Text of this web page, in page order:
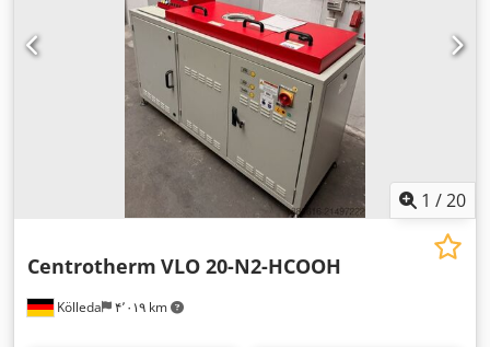
1 /20
Kölleda ۴٬۰۱۹ km
Centrotherm VLO 20-N2-HCOOH